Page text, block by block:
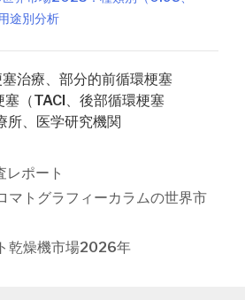
途別分析
塞治療、部分的前循環梗塞
塞（TACI、後部循環梗塞
所、医学研究機関
レポート
マトグラフィーカラムの世界市
乾燥機市場2026年